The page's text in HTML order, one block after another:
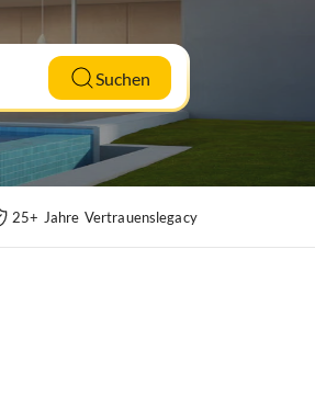
Suchen
25+ Jahre Vertrauenslegacy